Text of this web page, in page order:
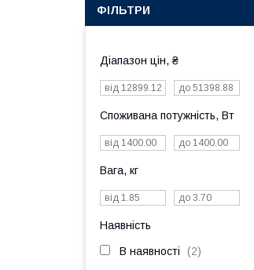
ФІЛЬТРИ
Діапазон цін, ₴
Споживана потужність, Вт
Вага, кг
Наявність
В наявності 2